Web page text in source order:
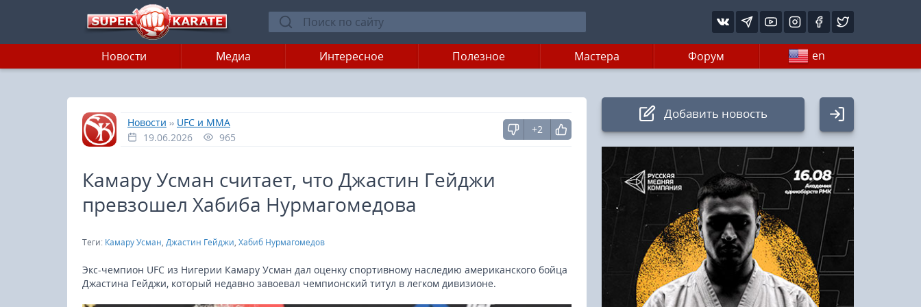
Новости Медиа Интересное Полезное Мастера Форум en
Главная
»
Новости » UFC и MMA
19.06.2026
965
+2
Камару Усман считает, что Джастин Гейджи
превзошел Хабиба Нурмагомедова
Теги: Камару Усман, Джастин Гейджи, Хабиб Нурмагомедов
Экс-чемпион UFC из Нигерии Камару Усман дал оценку спортивному наследию американского бойца
Джастина Гейджи, который недавно завоевал чемпионский титул в легком дивизионе.
Добавить новость
Авторизация
Логин:
Пароль
Войти